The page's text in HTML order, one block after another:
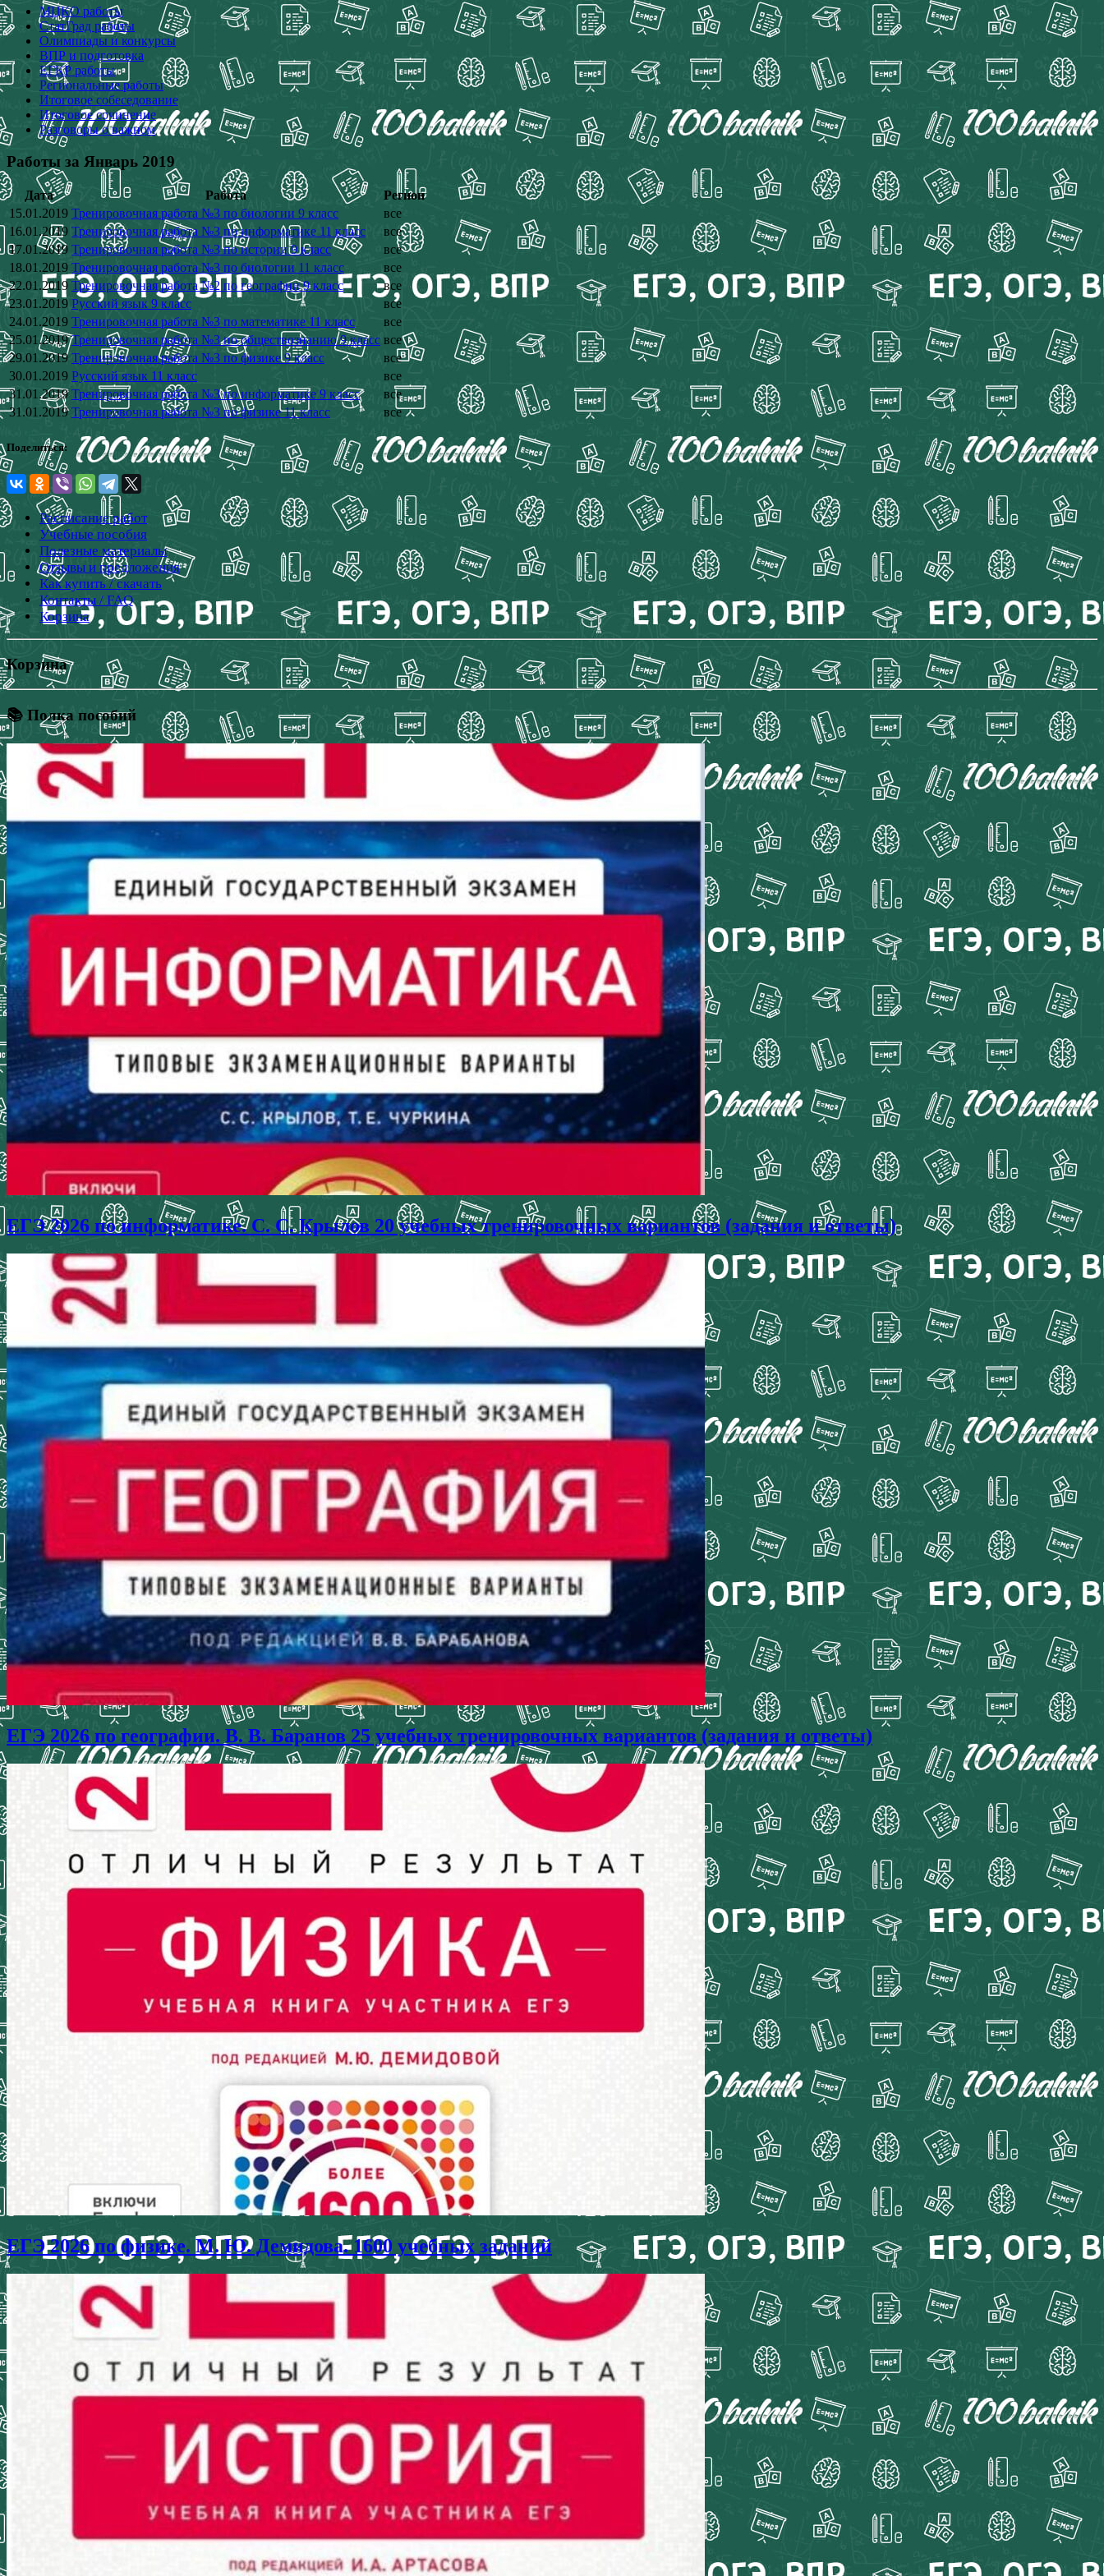
МЦКО работы
СтатГрад работы
Олимпиады и конкурсы
ВПР и подготовка
ЕГКР работы
Региональные работы
Итоговое собеседование
Итоговое сочинение
Разговоры о важном
Работы за Январь 2019
Дата Работа
Регион
15.01.2019 Тренировочная работа №3 по биологии 9 класс
все
16.01.2019 Тренировочная работа №3 по информатике 11 класс
все
17.01.2019 Тренировочная работа №3 по истории 9 класс
все
18.01.2019 Тренировочная работа №3 по биологии 11 класс
все
22.01.2019 Тренировочная работа №2 по географии 9 класс
все
23.01.2019 Русский язык 9 класс
все
24.01.2019 Тренировочная работа №3 по математике 11 класс
все
25.01.2019 Тренировочная работа №3 по обществознанию 9 класс все
29.01.2019 Тренировочная работа №3 по физике 9 класс
все
30.01.2019 Русский язык 11 класс
все
31.01.2019 Тренировочная работа №3 по информатике 9 класс
все
31.01.2019 Тренировочная работа №3 по физике 11 класс все
Поделиться:
Расписание работ
Учебные пособия
Полезные материалы
Отзывы и предложения
Как купить / скачать
Контакты / FAQ
Корзина
Корзина
📚 Полка пособий
ЕГЭ 2026 по информатике. С. С. Крылов 20 учебных тренировочных вариантов (задания и ответы)
ЕГЭ 2026 по географии. В. В. Баранов 25 учебных тренировочных вариантов (задания и ответы)
ЕГЭ 2026 по физике. М. Ю. Демидова. 1600 учебных заданий